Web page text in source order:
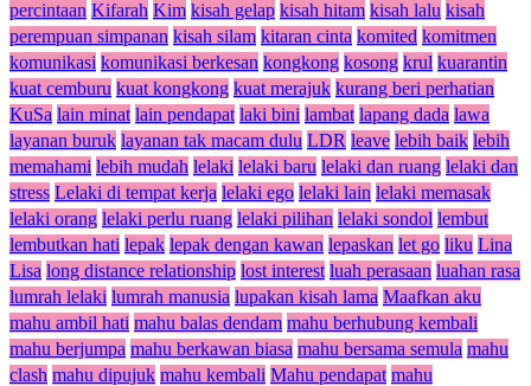
percintaan Kifarah Kim kisah gelap kisah hitam kisah lalu kisah
perempuan simpanan kisah silam kitaran cinta komited komitmen
komunikasi komunikasi berkesan kongkong kosong krul kuarantin
kuat cemburu kuat kongkong kuat merajuk kurang beri perhatian
KuSa lain minat lain pendapat laki bini lambat lapang dada lawa
layanan buruk layanan tak macam dulu LDR leave lebih baik lebih
memahami lebih mudah lelaki lelaki baru lelaki dan ruang lelaki dan
stress Lelaki di tempat kerja lelaki ego lelaki lain lelaki memasak
lelaki orang lelaki perlu ruang lelaki pilihan lelaki sondol lembut
lembutkan hati lepak lepak dengan kawan lepaskan let go liku Lina
Lisa long distance relationship lost interest luah perasaan luahan rasa
lumrah lelaki lumrah manusia lupakan kisah lama Maafkan aku
mahu ambil hati mahu balas dendam mahu berhubung kembali
mahu berjumpa mahu berkawan biasa mahu bersama semula mahu
clash mahu dipujuk mahu kembali Mahu pendapat mahu